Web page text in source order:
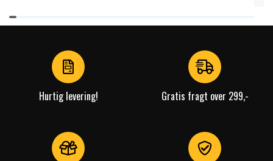
Item
1
Hurtig levering! Gratis fragt over 299,-